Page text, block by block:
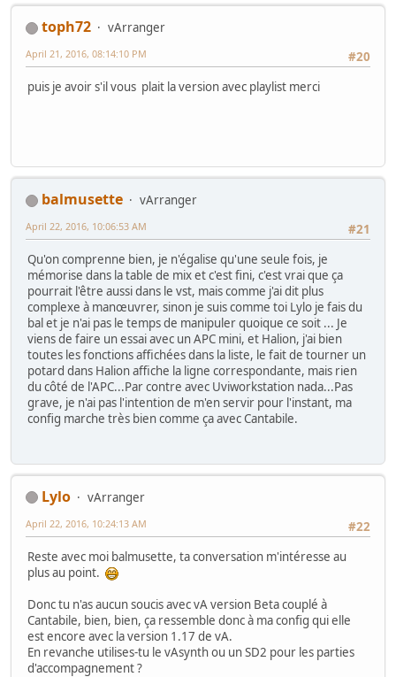
toph72
vArranger
#20
April 21, 2016, 08:14:10 PM
puis je avoir s'il vous plait la version avec playlist merci
balmusette
vArranger
#21
April 22, 2016, 10:06:53 AM
Qu'on comprenne bien, je n'égalise qu'une seule fois, je
mémorise dans la table de mix et c'est fini, c'est vrai que ça
pourrait l'être aussi dans le vst, mais comme j'ai dit plus
complexe à manœuvrer, sinon je suis comme toi Lylo je fais du
bal et je n'ai pas le temps de manipuler quoique ce soit ... Je
viens de faire un essai avec un APC mini, et Halion, j'ai bien
toutes les fonctions affichées dans la liste, le fait de tourner un
potard dans Halion affiche la ligne correspondante, mais rien
du côté de l'APC...Par contre avec Uviworkstation nada...Pas
grave, je n'ai pas l'intention de m'en servir pour l'instant, ma
config marche très bien comme ça avec Cantabile.
Lylo
vArranger
#22
April 22, 2016, 10:24:13 AM
Reste avec moi balmusette, ta conversation m'intéresse au
plus au point.
Donc tu n'as aucun soucis avec vA version Beta couplé à
Cantabile, bien, bien, ça ressemble donc à ma config qui elle
est encore avec la version 1.17 de vA.
En revanche utilises-tu le vAsynth ou un SD2 pour les parties
d'accompagnement ?